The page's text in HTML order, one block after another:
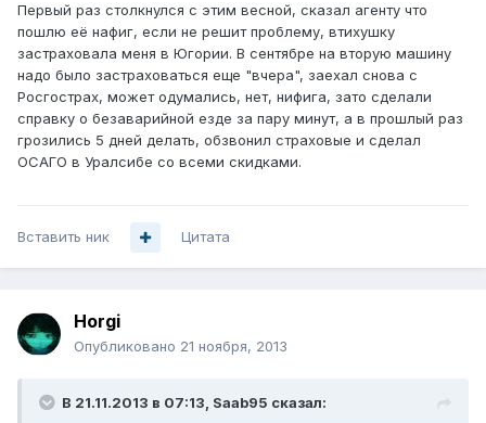
Первый раз столкнулся с этим весной, сказал агенту что
пошлю её нафиг, если не решит проблему, втихушку
застраховала меня в Югории. В сентябре на вторую машину
надо было застраховаться еще "вчера", заехал снова с
Росгострах, может одумались, нет, нифига, зато сделали
справку о безаварийной езде за пару минут, а в прошлый раз
грозились 5 дней делать, обзвонил страховые и сделал
ОСАГО в Уралсибе со всеми скидками.
Вставить ник Цитата
Horgi
Опубликовано 21 ноября, 2013
В 21.11.2013 в 07:13, Saab95 сказал: